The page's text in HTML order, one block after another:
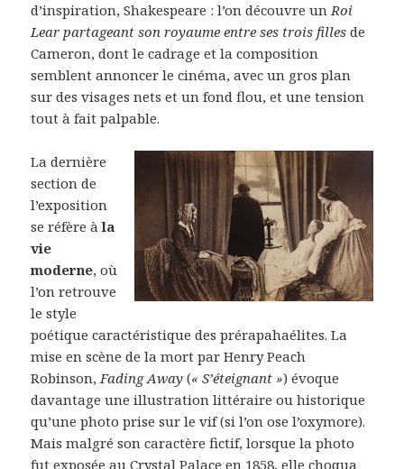
d’inspiration, Shakespeare : l’on découvre unRoi
Lear partageant son royaume entre ses trois filles de
Cameron, dont le cadrage et la composition
semblent annoncer le cinéma, avec un gros plan
sur des visages nets et un fond flou, et une tension
tout à fait palpable.
La dernière
section de
l’exposition
se réfère àla
vie
moderne, où
l’on retrouve
le style
poétique caractéristique des prérapahaélites. La
mise en scène de la mort par Henry Peach
Robinson,Fading Away (« S’éteignant ») évoque
davantage une illustration littéraire ou historique
qu’une photo prise sur le vif (si l’on ose l’oxymore).
Mais malgré son caractère fictif, lorsque la photo
fut exposée au Crystal Palace en 1858, elle choqua